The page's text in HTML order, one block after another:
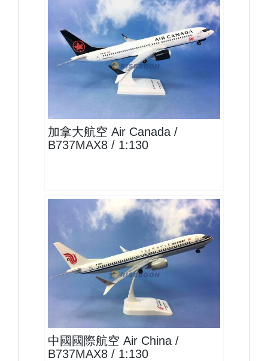
ACA13B73M801 $2000
加拿大航空 Air Canada /
B737MAX8 / 1:130
CCA13B73M801 $1600
中國國際航空 Air China /
B737MAX8 / 1:130